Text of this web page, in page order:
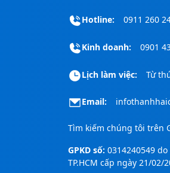
Hotline: 0911 260
Kinh doanh: 0901
Lịch làm việc: Từ
Email:
Tìm kiếm chúng tôi trên
GPKD số: 0314240549
TP.HCM cấp ngày 21/02/